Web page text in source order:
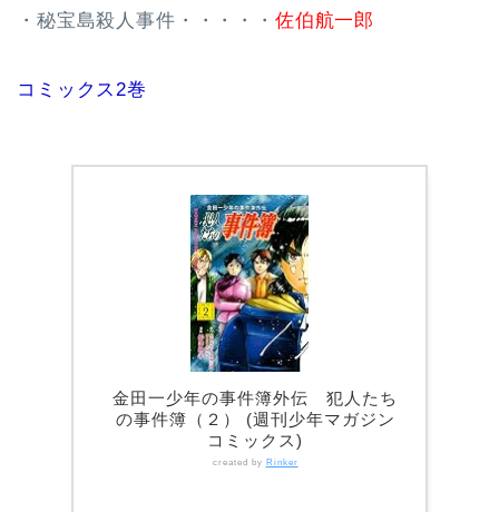
・秘宝島殺人事件・・・・・ 佐伯航一郎
コミックス2巻
金田一少年の事件簿外伝 犯人たち
の事件簿（２） (週刊少年マガジン
コミックス)
created by Rinker